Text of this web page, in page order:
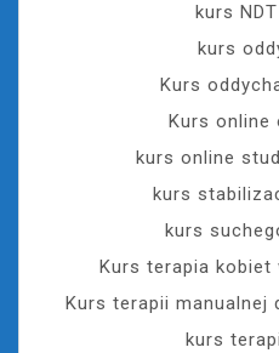
kurs
kurs
Kurs
Kurs
kurs online
kurs
kurs
Kurs terapia kobiet
Kurs terapii manualnej
kurs